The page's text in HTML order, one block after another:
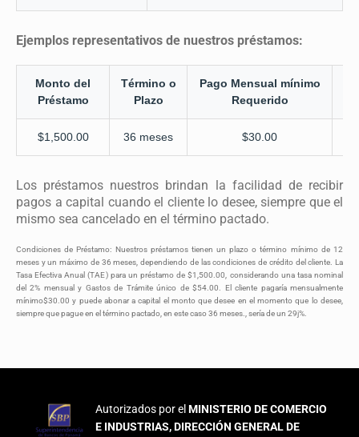
Ejemplos representativos de nuestros préstamos:
Monto del
Préstamo
Término o
Plazo
Pago Mensual mínimo
Requerido
$1,500.00 36 meses $30.00
Los préstamos nuestros brindan la facilidad de recibir
pagos a capital cuando el cliente lo desee, siempre que el
mismo sea cancelado en el término pactado.
Condiciones de Préstamo: Nuestros préstamos tienen un plazo o término mínimo de 12
meses y un máximo de 36 meses, dependiendo de las condiciones de crédito del cliente. La
Tasa Efectiva Anual (TAE) para un préstamo de $1,500.00, considerando una tasa nominal
del 2% mensual y Gastos de Trámite único de $54.00. El cliente pagaría mensualmente
mínimo$30.00 y puede abonar a capital el monto que desee en el momento que lo desee,
siempre que pague en el término pactado, en este caso 36 meses., sería de un 29j%.
Autorizados por el MINISTERIO DE COMERCIO
E INDUSTRIAS, DIRECCIÓN GENERAL DE